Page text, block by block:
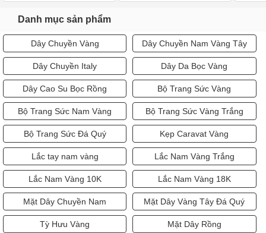
Danh mục sản phẩm
Dây Chuyền Vàng Dây Chuyền Nam Vàng Tây
Dây Chuyền Italy Dây Da Bọc Vàng
Dây Cao Su Bọc Rồng Bộ Trang Sức Vàng
Bộ Trang Sức Nam Vàng Bộ Trang Sức Vàng Trắng
Bộ Trang Sức Đá Quý Kẹp Caravat Vàng
Lắc tay nam vàng Lắc Nam Vàng Trắng
Lắc Nam Vàng 10K Lắc Nam Vàng 18K
Mặt Dây Chuyền Nam Mặt Dây Vàng Tây Đá Quý
Tỳ Hưu Vàng Mặt Dây Rồng